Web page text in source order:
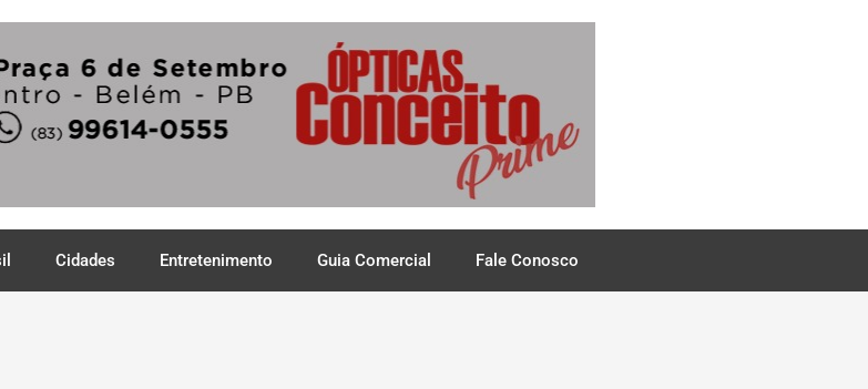
Cidades Entretenimento Guia Comercial Fale Conosco